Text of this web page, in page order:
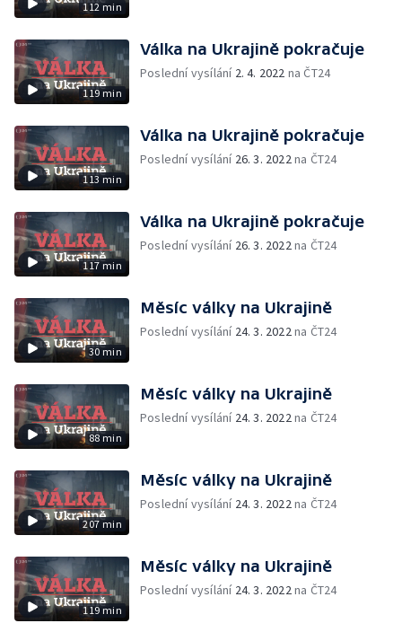
112 min
119 min
Válka na Ukrajině pokračuje
Poslední vysílání 2. 4. 2022 na ČT24
113 min
Válka na Ukrajině pokračuje
Poslední vysílání 26. 3. 2022na ČT24
117 min
Válka na Ukrajině pokračuje
Poslední vysílání 26. 3. 2022na ČT24
30 min
Měsíc války na Ukrajině
Poslední vysílání 24. 3. 2022na ČT24
88 min
Měsíc války na Ukrajině
Poslední vysílání 24. 3. 2022na ČT24
207 min
Měsíc války na Ukrajině
Poslední vysílání 24. 3. 2022na ČT24
119 min
Měsíc války na Ukrajině
Poslední vysílání 24. 3. 2022na ČT24